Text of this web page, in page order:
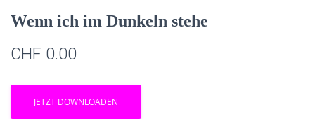
Wenn ich im Dunkeln stehe
CHF 0.00
JETZT DOWNLOADEN